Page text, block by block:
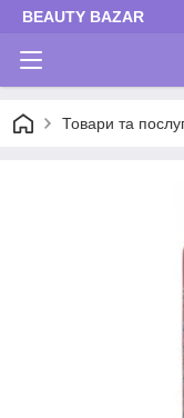
BEAUTY BAZAR
Товари та